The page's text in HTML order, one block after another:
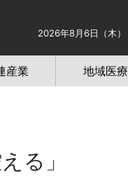
2026年8月6日（木）
産業 地域医療
る」